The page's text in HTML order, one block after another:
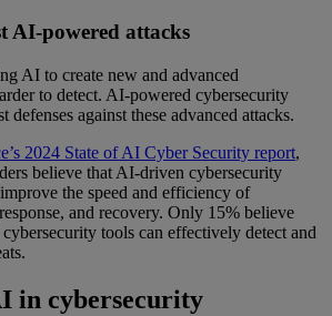
AI-powered attacks
AI to create new and advanced
to detect. AI-powered cybersecurity
defenses against these advanced attacks.
2024 State of AI Cyber Security report,
believe that AI-driven cybersecurity
the speed and efficiency of
and recovery. Only 15% believe
tools can effectively detect and
in cybersecurity